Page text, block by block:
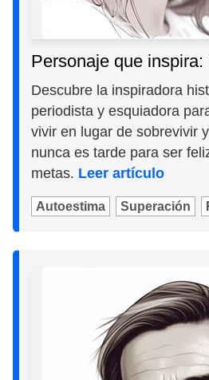
Personaje que
Descubre la inspiradora
periodista y esquiadora
vivir en lugar de sobrevivir
nunca es tarde para ser
metas. Leer artículo
Autoestima Superación